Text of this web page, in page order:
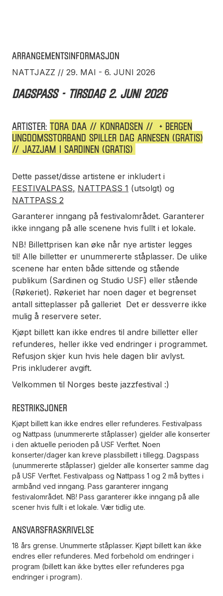
Arrangementsinformasjon
NATTJAZZ // 29. MAI - 6. JUNI 2026
DAGSPASS - tirsdag 2. juni 2026
ARTISTER: TORA DAA // KONRADSEN // + BERGEN
UNGDOMSSTORBAND SPILLER DAG ARNESEN (gratis)
// JAZZJAM I SARDINEN (gratis)
Dette passet/disse artistene er inkludert i
FESTIVALPASS, NATTPASS 1 (utsolgt) og
NATTPASS 2
Garanterer inngang på festivalområdet. Garanterer
ikke inngang på alle scenene hvis fullt i et lokale.
NB! Billettprisen kan øke når nye artister legges
til! Alle billetter er unummererte ståplasser. De ulike
scenene har enten både sittende og stående
publikum (Sardinen og Studio USF) eller stående
(Røkeriet). Røkeriet har noen dager et begrenset
antall sitteplasser på galleriet Det er dessverre ikke
mulig å reservere seter.
Kjøpt billett kan ikke endres til andre billetter eller
refunderes, heller ikke ved endringer i programmet.
Refusjon skjer kun hvis hele dagen blir avlyst.
Pris inkluderer avgift.
Velkommen til Norges beste jazzfestival :)
Restriksjoner
Kjøpt billett kan ikke endres eller refunderes. Festivalpass
og Nattpass (unummererte ståplasser) gjelder alle konserter
i den aktuelle perioden på USF Verftet. Noen
konserter/dager kan kreve plassbillett i tillegg. Dagspass
(unummererte ståplasser) gjelder alle konserter samme dag
på USF Verftet. Festivalpass og Nattpass 1 og 2 må byttes i
armbånd ved inngang. Pass garanterer inngang
festivalområdet. NB! Pass garanterer ikke inngang på alle
scener hvis fullt i et lokale. Vær tidlig ute.
Ansvarsfraskrivelse
18 års grense. Unummerte ståplasser. Kjøpt billett kan ikke
endres eller refunderes. Med forbehold om endringer i
program (billett kan ikke byttes eller refunderes pga
endringer i program).